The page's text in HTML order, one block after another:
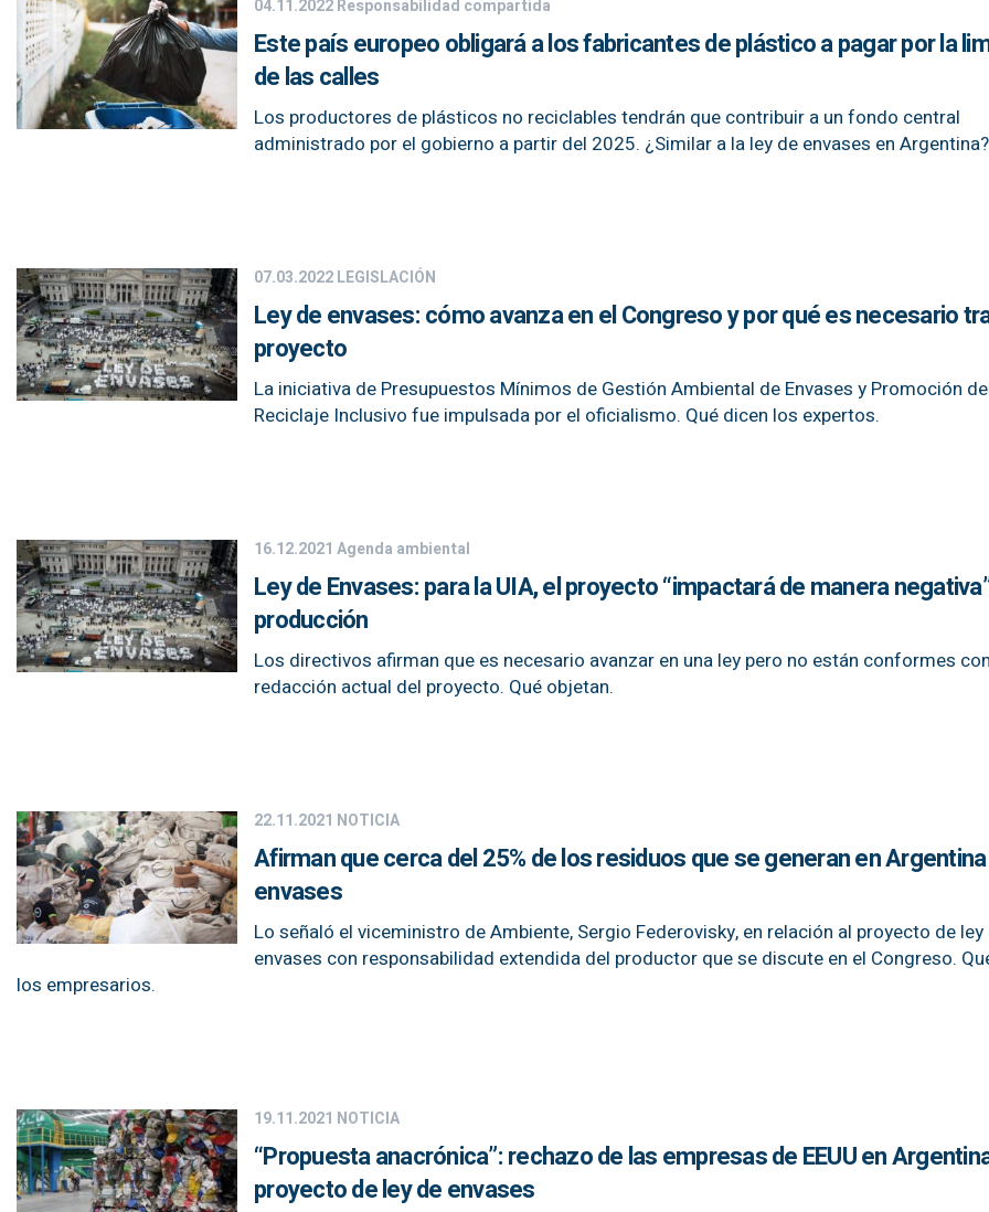
04.11.2022Responsabilidad compartida
Este país europeo obligará a los fabricantes de plástico a pagar por la
de las calles
Los productores de plásticos no reciclables tendrán que contribuir a un fondo central
administrado por el gobierno a partir del 2025. ¿Similar a la ley de envases en Argentina?
07.03.2022LEGISLACIÓN
Ley de envases: cómo avanza en el Congreso y por qué es necesario
proyecto
La iniciativa de Presupuestos Mínimos de Gestión Ambiental de Envases y Promoción
Reciclaje Inclusivo fue impulsada por el oficialismo. Qué dicen los expertos.
16.12.2021 Agenda ambiental
Ley de Envases: para la UIA, el proyecto “impactará de manera
producción
Los directivos afirman que es necesario avanzar en una ley pero no están conformes
redacción actual del proyecto. Qué objetan.
22.11.2021 NOTICIA
Afirman que cerca del 25% de los residuos que se generan en
envases
Lo señaló el viceministro de Ambiente, Sergio Federovisky, en relación al proyecto de ley
envases con responsabilidad extendida del productor que se discute en el Congreso.
los empresarios.
19.11.2021 NOTICIA
“Propuesta anacrónica”: rechazo de las empresas de EEUU en
proyecto de ley de envases